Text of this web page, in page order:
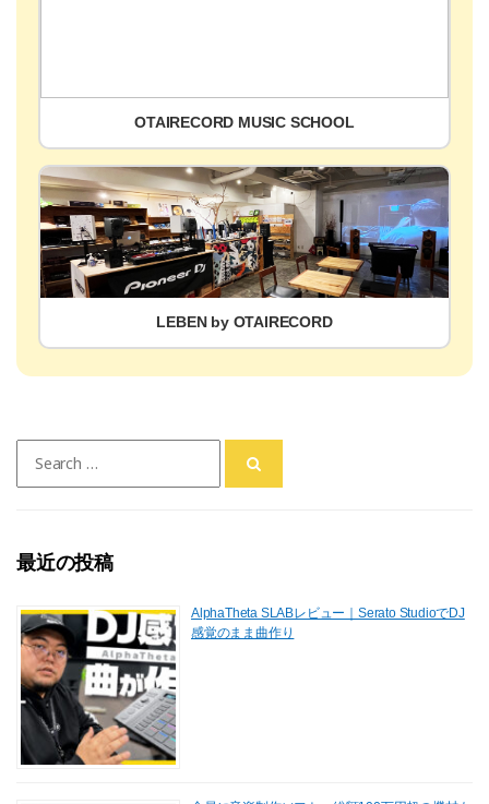
OTAIRECORD MUSIC SCHOOL
LEBEN by OTAIRECORD
for:
最近の投稿
AlphaTheta SLABレビュー｜Serato StudioでDJ
感覚のまま曲作り